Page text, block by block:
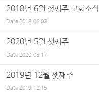
2018년 6월 첫째주 교회소식
Date2018.06.03
2020년 5월 셋째주
Date2020.05.17
2019년 12월 셋째주
Date2019.12.15